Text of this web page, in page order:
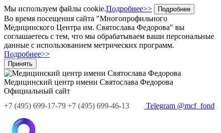
Мы используем файлы cookie.Подробнее>> Подробнее
Во время посещения сайта "Многопрофильного
Медицинского Центра им. Святослава Федорова" вы
соглашаетесь с тем, что мы обрабатываем ваши персональные
данные с использованием метрических программ.
Подробнее>>
Принять
Медицинский центр имени Святослава Федорова
Официальный сайт
+7 (495) 699-17-79 +7 (495) 699-46-13 Telegram @mcf_fond